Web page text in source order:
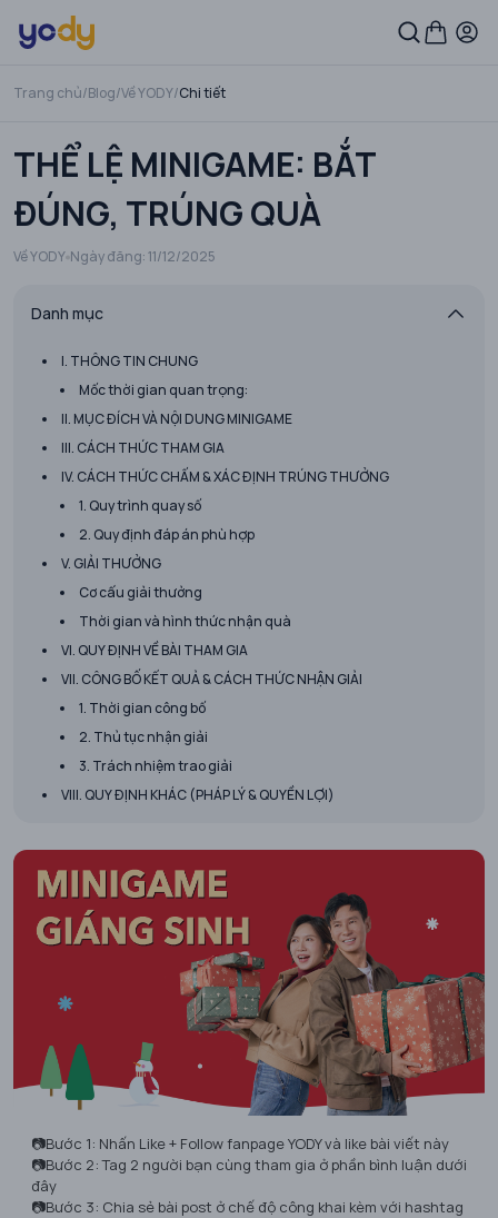
Trang chủ/Blog/Về YODY/Chi tiết
THỂ LỆ MINIGAME: BẮT
ĐÚNG, TRÚNG QUÀ
Về YODY Ngày đăng:11/12/2025
Danh mục
I. THÔNG TIN CHUNG
Mốc thời gian quan trọng:
II. MỤC ĐÍCH VÀ NỘI DUNG MINIGAME
III. CÁCH THỨC THAM GIA
IV. CÁCH THỨC CHẤM & XÁC ĐỊNH TRÚNG THƯỞNG
1. Quy trình quay số
2. Quy định đáp án phù hợp
V. GIẢI THƯỞNG
Cơ cấu giải thưởng
Thời gian và hình thức nhận quà
VI. QUY ĐỊNH VỀ BÀI THAM GIA
VII. CÔNG BỐ KẾT QUẢ & CÁCH THỨC NHẬN GIẢI
1. Thời gian công bố
2. Thủ tục nhận giải
3. Trách nhiệm trao giải
VIII. QUY ĐỊNH KHÁC (PHÁP LÝ & QUYỀN LỢI)
📷Bước 1: Nhấn Like + Follow fanpage YODY và like bài viết này
📷Bước 2: Tag 2 người bạn cùng tham gia ở phần bình luận dưới
đây
📷Bước 3: Chia sẻ bài post ở chế độ công khai kèm với hashtag